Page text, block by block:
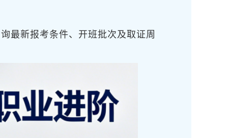
最新报考条件、开班批次及取证周